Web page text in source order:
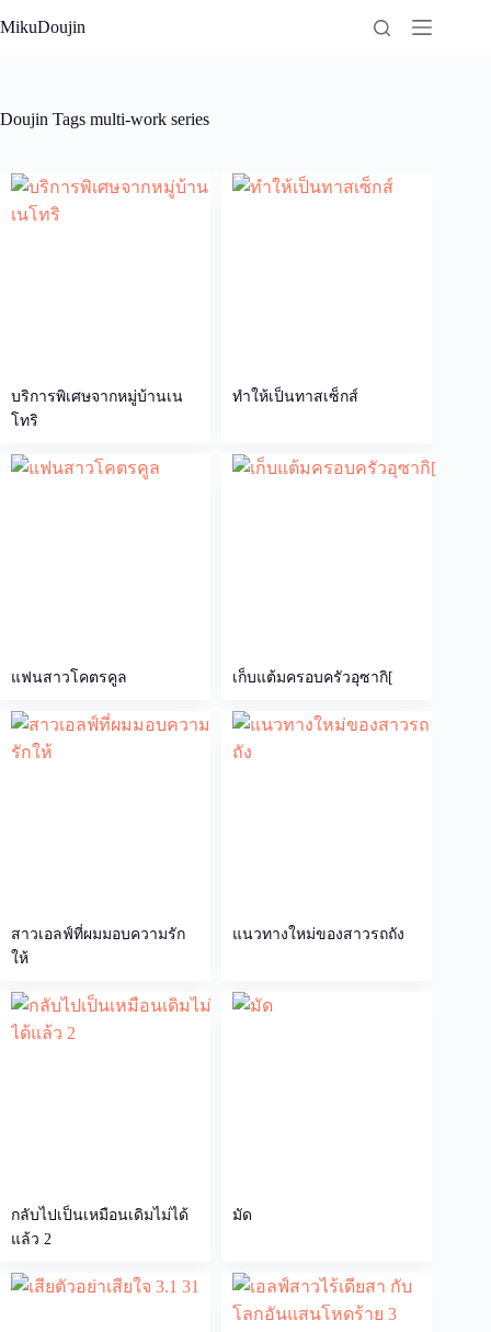
to
MikuDoujin
Doujin Tags multi-work series
บริการพิเศษจากหมู่บ้านเน
โทริ
ทำให้เป็นทาสเซ็กส์
แฟนสาวโคตรคูล เก็บแต้มครอบครัวอุซากิ[
สาวเอลฟ์ที่ผมมอบความรัก
ให้
แนวทางใหม่ของสาวรถถัง
กลับไปเป็นเหมือนเดิมไม่ได้
แล้ว 2
มัด